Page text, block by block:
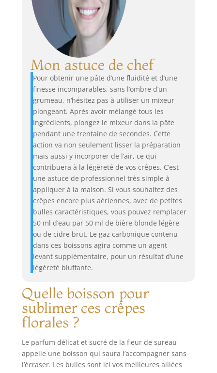
Mon astuce de chef
Pour obtenir une pâte d’une fluidité et d’une
finesse incomparables, sans l’ombre d’un
grumeau, n’hésitez pas à utiliser un mixeur
plongeant. Après avoir mélangé tous les
ingrédients, plongez le mixeur dans la pâte
pendant une trentaine de secondes. Cette
action va non seulement lisser la préparation
mais aussi y incorporer de l’air, ce qui
contribuera à la légèreté de vos crêpes. C’est
une astuce de professionnel très simple à
appliquer à la maison. Si vous souhaitez des
crêpes encore plus aériennes, avec de petites
bulles caractéristiques, vous pouvez remplacer
50 ml d’eau par 50 ml de bière blonde légère
ou de cidre brut. Le gaz carbonique contenu
dans ces boissons agira comme un agent
levant supplémentaire, pour un résultat d’une
légèreté bluffante.
Quelle boisson pour
sublimer ces crêpes
florales ?
Le parfum délicat et sucré de la fleur de sureau
appelle une boisson qui saura l’accompagner sans
l’écraser. Les bulles sont ici vos meilleures alliées